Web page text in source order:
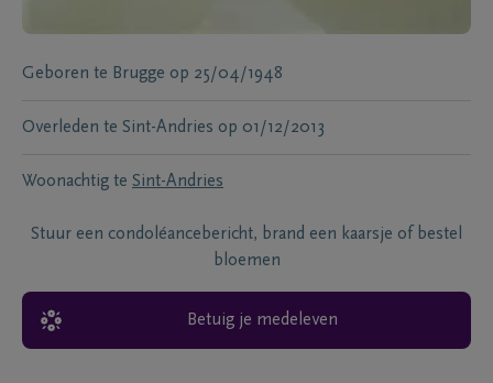
Geboren te Brugge op 25/04/1948
Overleden te Sint-Andries op 01/12/2013
Woonachtig te Sint-Andries
Stuur een condoléancebericht, brand een kaarsje of bestel
bloemen
Betuig je medeleven